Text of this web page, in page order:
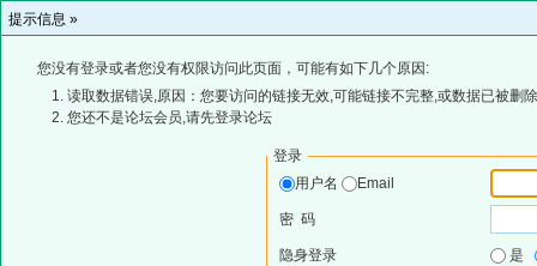
提示信息 »
您没有登录或者您没有权限访问此页面，可能有如下几个原因:
读取数据错误,原因：您要访问的链接无效,可能链接不完整,或数据已被删
您还不是论坛会员,请先登录论坛
登录
用户名
Email
密 码
隐身登录 是